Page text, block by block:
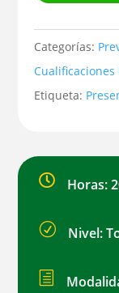
Categorías:
Cualificaciones
Etiqueta:
 Horas:
R Nivel:
h